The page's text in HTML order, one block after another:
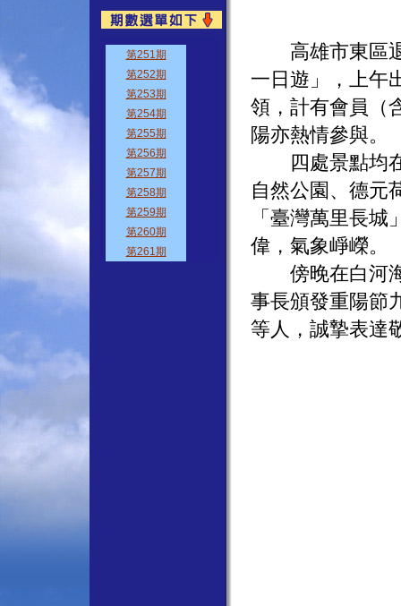
高雄市東區退
一日遊」，上午
領，計有會員（
陽亦熱情參與。
四處景點均在
自然公園、德元
「臺灣萬里長
偉，氣象崢嶸。
傍晚在白河海
事長頒發重陽節
等人，誠摯表達